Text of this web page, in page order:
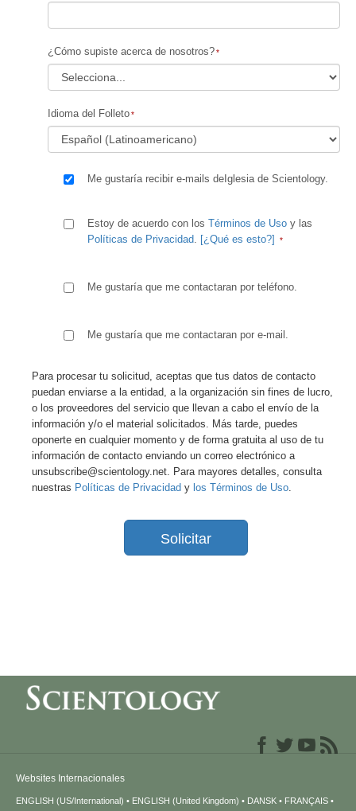
¿Cómo supiste acerca de nosotros?
Idioma del Folleto
Me gustaría recibir e-mails deIglesia de Scientology.
Estoy de acuerdo con los Términos de Uso y las
Políticas de Privacidad. [¿Qué es esto?]
Me gustaría que me contactaran por teléfono.
Me gustaría que me contactaran por e-mail.
Para procesar tu solicitud, aceptas que tus datos de contacto
puedan enviarse a la entidad, a la organización sin fines de lucro,
o los proveedores del servicio que llevan a cabo el envío de la
información y/o el material solicitados. Más tarde, puedes
oponerte en cualquier momento y de forma gratuita al uso de tu
información de contacto enviando un correo electrónico a
unsubscribe@scientology.net. Para mayores detalles, consulta
nuestras Políticas de Privacidad y los Términos de Uso.
Solicitar
Websites Internacionales
ENGLISH (US/International) ENGLISH (United Kingdom) DANSK FRANÇAIS